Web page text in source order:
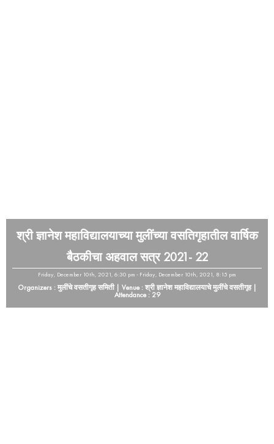
श्री ज्ञानेश महाविद्यालयाच्या मुलींच्या वसतिगृहातील वार्षिक
बैठकीचा अहवाल सत्र 2021- 22
Friday, December 10th, 2021, 6:30 pm - Friday, December 10th, 2021, 8:15 pm
Organizers : मुलींचे वसतीगृह समिती | Venue : श्री ज्ञानेश महाविद्यालयाचे मुलींचे वसतीगृह |
Attendance : 29